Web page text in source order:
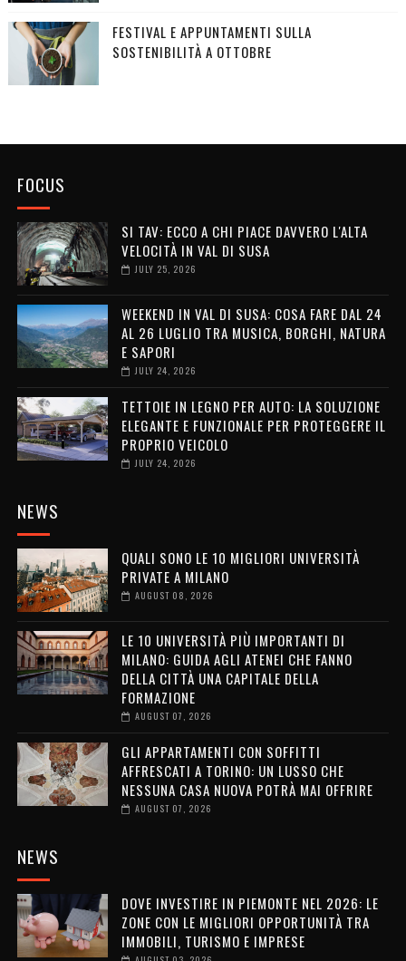
FESTIVAL E APPUNTAMENTI SULLA
SOSTENIBILITÀ A OTTOBRE
FOCUS
SI TAV: ECCO A CHI PIACE DAVVERO L'ALTA
VELOCITÀ IN VAL DI SUSA
JULY 25, 2026
WEEKEND IN VAL DI SUSA: COSA FARE DAL 24
AL 26 LUGLIO TRA MUSICA, BORGHI, NATURA
E SAPORI
JULY 24, 2026
TETTOIE IN LEGNO PER AUTO: LA SOLUZIONE
ELEGANTE E FUNZIONALE PER PROTEGGERE IL
PROPRIO VEICOLO
JULY 24, 2026
NEWS
QUALI SONO LE 10 MIGLIORI UNIVERSITÀ
PRIVATE A MILANO
AUGUST 08, 2026
LE 10 UNIVERSITÀ PIÙ IMPORTANTI DI
MILANO: GUIDA AGLI ATENEI CHE FANNO
DELLA CITTÀ UNA CAPITALE DELLA
FORMAZIONE
AUGUST 07, 2026
GLI APPARTAMENTI CON SOFFITTI
AFFRESCATI A TORINO: UN LUSSO CHE
NESSUNA CASA NUOVA POTRÀ MAI OFFRIRE
AUGUST 07, 2026
NEWS
DOVE INVESTIRE IN PIEMONTE NEL 2026: LE
ZONE CON LE MIGLIORI OPPORTUNITÀ TRA
IMMOBILI, TURISMO E IMPRESE